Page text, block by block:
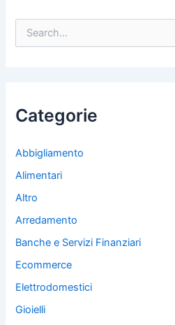
Categorie
Abbigliamento
Alimentari
Altro
Arredamento
Banche e Servizi Finanziari
Ecommerce
Elettrodomestici
Gioielli